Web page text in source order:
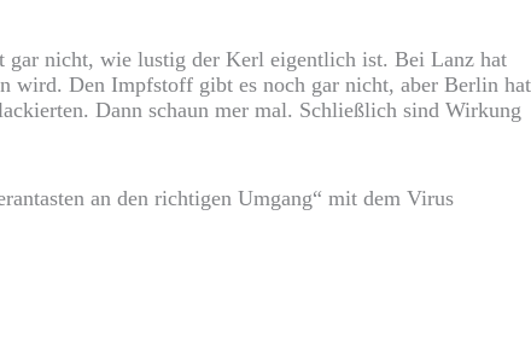
nicht, wie lustig der Kerl eigentlich ist. Bei Lanz hat
wird. Den Impfstoff gibt es noch gar nicht, aber Berlin hat
Dann schaun mer mal. Schließlich sind Wirkung
an den richtigen Umgang“ mit dem Virus